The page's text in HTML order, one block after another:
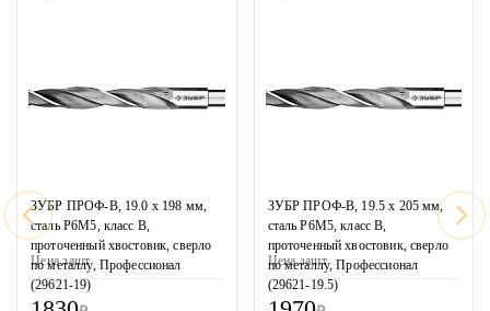
ЗУБР ПРОФ-В, 19.0 х 198 мм,
сталь Р6М5, класс В,
проточенный хвостовик, сверло
по металлу, Профессионал
(29621-19)
Цена зашт
ЗУБР ПРОФ-В, 19.5 х 205 мм,
сталь Р6М5, класс В,
проточенный хвостовик, сверло
по металлу, Профессионал
(29621-19.5)
Цена зашт